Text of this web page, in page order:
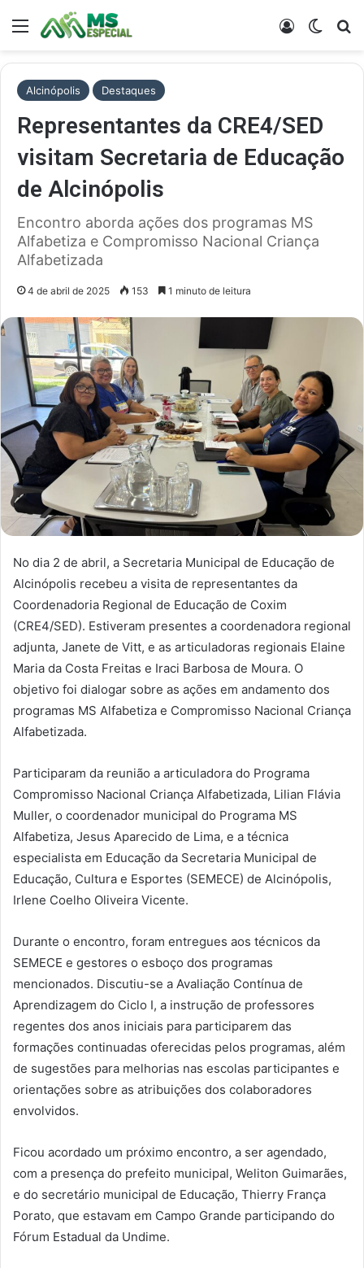
Menu Entrar
Alcinópolis Destaques
Representantes da CRE4/SED
visitam Secretaria de Educação
de Alcinópolis
Encontro aborda ações dos programas MS
Alfabetiza e Compromisso Nacional Criança
Alfabetizada
4 de abril de 2025 153 1 minuto de leitura
No dia 2 de abril, a Secretaria Municipal de Educação de
Alcinópolis recebeu a visita de representantes da
Coordenadoria Regional de Educação de Coxim
(CRE4/SED). Estiveram presentes a coordenadora regional
adjunta, Janete de Vitt, e as articuladoras regionais Elaine
Maria da Costa Freitas e Iraci Barbosa de Moura. O
objetivo foi dialogar sobre as ações em andamento dos
programas MS Alfabetiza e Compromisso Nacional Criança
Alfabetizada.
Participaram da reunião a articuladora do Programa
Compromisso Nacional Criança Alfabetizada, Lilian Flávia
Muller, o coordenador municipal do Programa MS
Alfabetiza, Jesus Aparecido de Lima, e a técnica
especialista em Educação da Secretaria Municipal de
Educação, Cultura e Esportes (SEMECE) de Alcinópolis,
Irlene Coelho Oliveira Vicente.
Durante o encontro, foram entregues aos técnicos da
SEMECE e gestores o esboço dos programas
mencionados. Discutiu-se a Avaliação Contínua de
Aprendizagem do Ciclo I, a instrução de professores
regentes dos anos iniciais para participarem das
formações continuadas oferecidas pelos programas, além
de sugestões para melhorias nas escolas participantes e
orientações sobre as atribuições dos colaboradores
envolvidos.
Ficou acordado um próximo encontro, a ser agendado,
com a presença do prefeito municipal, Weliton Guimarães,
e do secretário municipal de Educação, Thierry França
Porato, que estavam em Campo Grande participando do
Fórum Estadual da Undime.